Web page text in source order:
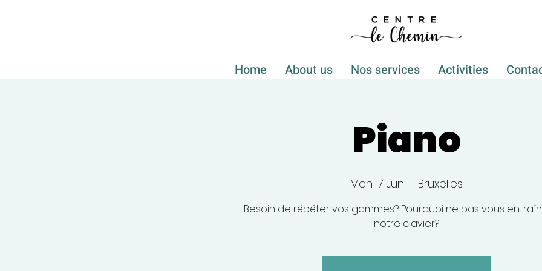
Home About us Nos services Activities
Piano
Mon 17 Jun
  |
Bruxelles
Besoin de répéter vos gammes? Pourquoi ne pas vous
notre clavier?